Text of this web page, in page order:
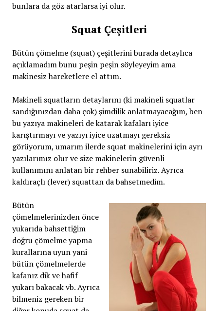
bunlara da göz atarlarsa iyi olur.
Squat Çeşitleri
Bütün çömelme (squat) çeşitlerini burada detaylıca
açıklamadım bunu peşin peşin söyleyeyim ama
makinesiz hareketlere el attım.
Makineli squatların detaylarını (ki makineli squatlar
sandığınızdan daha çok) şimdilik anlatmayacağım, ben
bu yazıya makineleri de katarak kafaları iyice
karıştırmayı ve yazıyı iyice uzatmayı gereksiz
görüyorum, umarım ilerde squat makinelerini için ayrı
yazılarımız olur ve size makinelerin güvenli
kullanımını anlatan bir rehber sunabiliriz. Ayrıca
kaldıraçlı (lever) squattan da bahsetmedim.
Bütün
çömelmelerinizden önce
yukarıda bahsettiğim
doğru çömelme yapma
kurallarına uyun yani
bütün çömelmelerde
kafanız dik ve hafif
yukarı bakacak vb. Ayrıca
bilmeniz gereken bir